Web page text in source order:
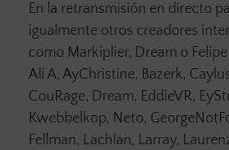
En la retransmisión en directo
igualmente otros creadores
como Markiplier, Dream o
Ali A, AyChristine, Bazerk,
CouRage, Dream, EddieVR,
Kwebbelkop, Neto,
Fellman, Lachlan, Larray,